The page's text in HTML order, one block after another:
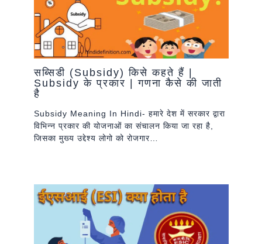
सब्सिडी (Subsidy) किसे कहते हैं |
Subsidy के प्रकार | गणना कैसे की जाती
है
Subsidy Meaning In Hindi- हमारे देश में सरकार द्वारा
विभिन्न प्रकार की योजनाओं का संचालन किया जा रहा है,
जिसका मुख्य उद्देश्य लोगो को रोजगार…